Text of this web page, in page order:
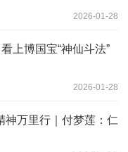
2026-01-28
上博国宝“神仙斗法”
2026-01-28
神万里行｜付梦莲：仁